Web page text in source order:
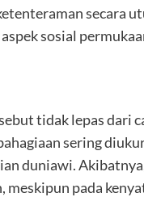
secara
sosial
tidak lepas dari
sering
duniawi.
meskipun pada